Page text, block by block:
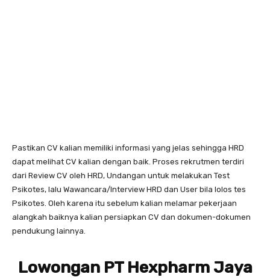
Pastikan CV kalian memiliki informasi yang jelas sehingga HRD
dapat melihat CV kalian dengan baik. Proses rekrutmen terdiri
dari Review CV oleh HRD, Undangan untuk melakukan Test
Psikotes, lalu Wawancara/Interview HRD dan User bila lolos tes
Psikotes. Oleh karena itu sebelum kalian melamar pekerjaan
alangkah baiknya kalian persiapkan CV dan dokumen-dokumen
pendukung lainnya.
Lowongan PT Hexpharm Jaya